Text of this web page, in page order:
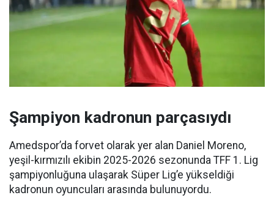
Şampiyon kadronun parçasıydı
Amedspor’da forvet olarak yer alan Daniel Moreno,
yeşil-kırmızılı ekibin 2025-2026 sezonunda TFF 1. Lig
şampiyonluğuna ulaşarak Süper Lig’e yükseldiği
kadronun oyuncuları arasında bulunuyordu.